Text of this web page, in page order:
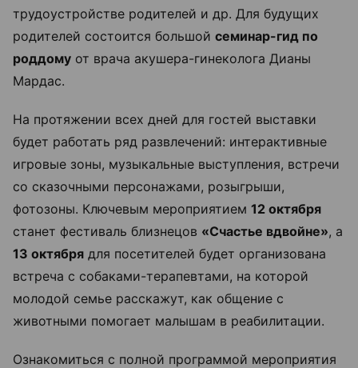
трудоустройстве родителей и др. Для будущих
родителей состоится большой семинар-гид по
роддому от врача акушера-гинеколога Дианы
Мардас.
На протяжении всех дней для гостей выставки
будет работать ряд развлечений: интерактивные
игровые зоны, музыкальные выступления, встречи
со сказочными персонажами, розыгрыши,
фотозоны. Ключевым мероприятием 12 октября
станет фестиваль близнецов «Счастье вдвойне», а
13 октября для посетителей будет организована
встреча с собаками-терапевтами, на которой
молодой семье расскажут, как общение с
животными помогает малышам в реабилитации.
Ознакомиться с полной программой мероприятия